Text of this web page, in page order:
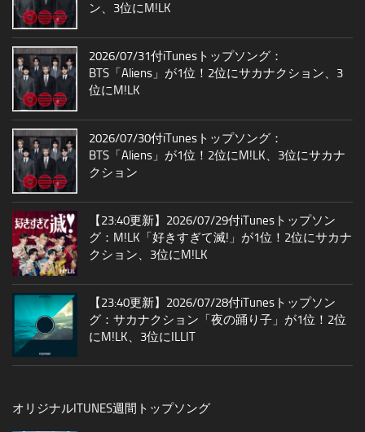
ン、3位にM!LK
2026/07/31付iTunesトップソング：
BTS「Aliens」が1位！2位にサカナクション、3
位にM!LK
2026/07/30付iTunesトップソング：
BTS「Aliens」が1位！2位にM!LK、3位にサカナ
クション
【23:40更新】2026/07/29付iTunesトップソン
グ：M!LK「好きすぎて滅!」が1位！2位にサカナ
クション、3位にM!LK
【23:40更新】2026/07/28付iTunesトップソン
グ：サカナクション「夜の踊り子」が1位！2位
にM!LK、3位にILLIT
オリジナルITUNES週間トップソング